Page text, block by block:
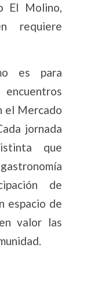
El Molino,
requiere
es para
el Mercado
jornada
que
de
espacio de
valor las